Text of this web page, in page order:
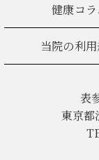
健康コラ
当院の利
表
東京都